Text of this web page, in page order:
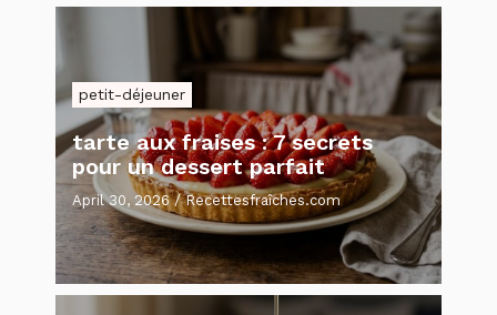
petit-déjeuner
tarte aux fraises : 7 secrets
pour un dessert parfait
April 30, 2026/Recettesfraîches.com